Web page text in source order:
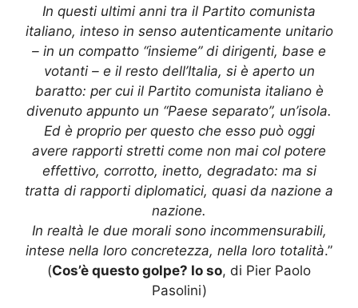
In questi ultimi anni tra il Partito comunista
italiano, inteso in senso autenticamente unitario
– in un compatto “insieme” di dirigenti, base e
votanti – e il resto dell’Italia, si è aperto un
baratto: per cui il Partito comunista italiano è
divenuto appunto un “Paese separato”, un’isola.
Ed è proprio per questo che esso può oggi
avere rapporti stretti come non mai col potere
effettivo, corrotto, inetto, degradato: ma si
tratta di rapporti diplomatici, quasi da nazione a
nazione.
In realtà le due morali sono incommensurabili,
intese nella loro concretezza, nella loro totalità.”
(Cos’è questo golpe? Io so, di Pier Paolo
Pasolini)